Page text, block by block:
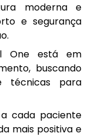
moderna e
e segurança
One está em
buscando
técnicas para
cada paciente
mais positiva e